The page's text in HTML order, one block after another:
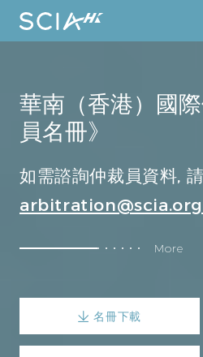
華南（香港）國
員名冊》
如需諮詢仲裁員資料,
以下為專長領
類】
重整
【金融
More
名冊下載